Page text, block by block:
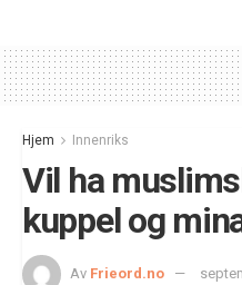
Hjem Innenriks
Vil ha
kuppel og
Av Frieord.no